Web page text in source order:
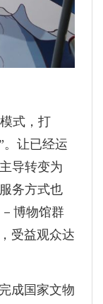
式，打
。让已经运
导转变为
务方式也
博物馆群
受益观众达
成国家文物